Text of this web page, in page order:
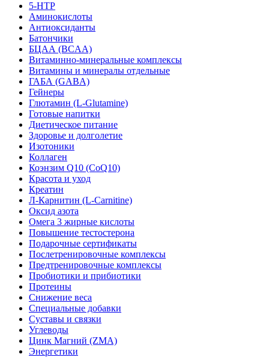
5-HTP
Аминокислоты
Антиоксиданты
Батончики
БЦАА (BCAA)
Витаминно-минеральные комплексы
Витамины и минералы отдельные
ГАБА (GABA)
Гейнеры
Глютамин (L-Glutamine)
Готовые напитки
Диетическое питание
Здоровье и долголетие
Изотоники
Коллаген
Коэнзим Q10 (CoQ10)
Красота и уход
Креатин
Л-Карнитин (L-Сarnitine)
Оксид азота
Омега 3 жирные кислоты
Повышение тестостерона
Подарочные сертификаты
Послетренировочные комплексы
Предтренировочные комплексы
Пробиотики и прибиотики
Протеины
Снижение веса
Специальные добавки
Суставы и связки
Углеводы
Цинк Магний (ZMA)
Энергетики